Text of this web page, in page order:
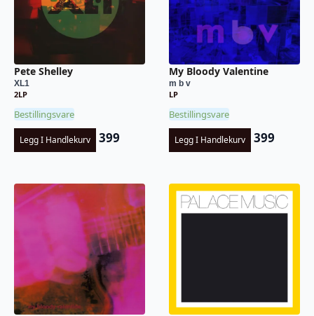
Pete Shelley
XL1
2LP
Bestillingsvare
Legg I Handlekurv 399
My Bloody Valentine
m b v
LP
Bestillingsvare
Legg I Handlekurv 399